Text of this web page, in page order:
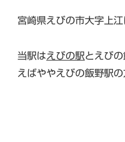
宮崎県えびの市大字上江
当駅はえびの駅とえび
えばややえびの飯野駅